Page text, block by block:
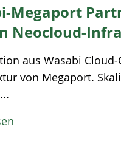
Megaport
Neocloud-
aus Wasabi
von Megaport.